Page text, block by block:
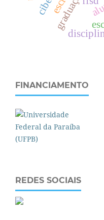
FINANCIAMENTO
REDES SOCIAIS